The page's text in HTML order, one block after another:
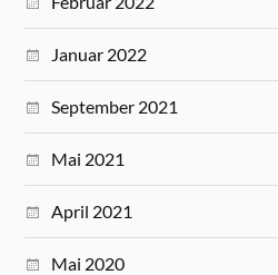
Januar 2022
September 2021
Mai 2021
April 2021
Mai 2020